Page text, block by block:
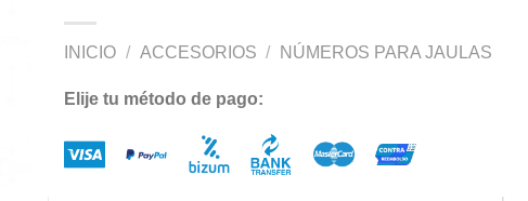
INICIO / ACCESORIOS / NÚMEROS PARA JAULAS
Elije tu método de pago: